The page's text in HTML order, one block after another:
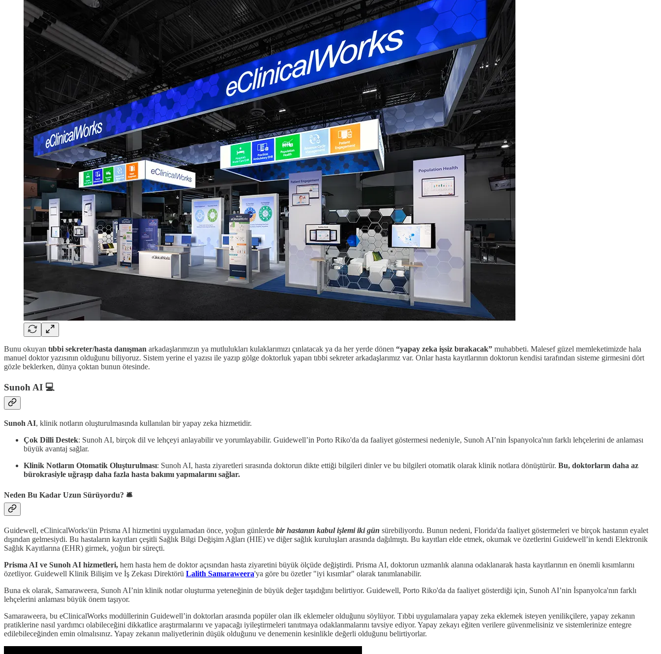
Bunu okuyan tıbbi sekreter/hasta danışman arkadaşlarımızın ya mutlulukları kulaklarımızı çınlatacak ya da her yerde dönen “yapay zeka işsiz bırakacak” muhabbeti. Malesef güzel memleketimizde hala
manuel doktor yazısının olduğunu biliyoruz. Sistem yerine el yazısı ile yazıp gölge doktorluk yapan tıbbi sekreter arkadaşlarımız var. Onlar hasta kayıtlarının doktorun kendisi tarafından sisteme girmesini dört
gözle beklerken, dünya çoktan bunun ötesinde.
Sunoh AI 💻
Sunoh AI, klinik notların oluşturulmasında kullanılan bir yapay zeka hizmetidir.
Çok Dilli Destek: Sunoh AI, birçok dil ve lehçeyi anlayabilir ve yorumlayabilir. Guidewell’in Porto Riko'da da faaliyet göstermesi nedeniyle, Sunoh AI’nin İspanyolca'nın farklı lehçelerini de anlaması
büyük avantaj sağlar.
Klinik Notların Otomatik Oluşturulması: Sunoh AI, hasta ziyaretleri sırasında doktorun dikte ettiği bilgileri dinler ve bu bilgileri otomatik olarak klinik notlara dönüştürür. Bu, doktorların daha az
bürokrasiyle uğraşıp daha fazla hasta bakımı yapmalarını sağlar.
Neden Bu Kadar Uzun Sürüyordu? 🛎️
Guidewell, eClinicalWorks'ün Prisma AI hizmetini uygulamadan önce, yoğun günlerde bir hastanın kabul işlemi iki gün sürebiliyordu. Bunun nedeni, Florida'da faaliyet göstermeleri ve birçok hastanın eyalet
dışından gelmesiydi. Bu hastaların kayıtları çeşitli Sağlık Bilgi Değişim Ağları (HIE) ve diğer sağlık kuruluşları arasında dağılmıştı. Bu kayıtları elde etmek, okumak ve özetlerini Guidewell’in kendi Elektronik
Sağlık Kayıtlarına (EHR) girmek, yoğun bir süreçti.
Prisma AI ve Sunoh AI hizmetleri, hem hasta hem de doktor açısından hasta ziyaretini büyük ölçüde değiştirdi. Prisma AI, doktorun uzmanlık alanına odaklanarak hasta kayıtlarının en önemli kısımlarını
özetliyor. Guidewell Klinik Bilişim ve İş Zekası Direktörü Lalith Samaraweera'ya göre bu özetler "iyi kısımlar" olarak tanımlanabilir.
Buna ek olarak, Samaraweera, Sunoh AI’nin klinik notlar oluşturma yeteneğinin de büyük değer taşıdığını belirtiyor. Guidewell, Porto Riko'da da faaliyet gösterdiği için, Sunoh AI’nin İspanyolca'nın farklı
lehçelerini anlaması büyük önem taşıyor.
Samaraweera, bu eClinicalWorks modüllerinin Guidewell’in doktorları arasında popüler olan ilk eklemeler olduğunu söylüyor. Tıbbi uygulamalara yapay zeka eklemek isteyen yenilikçilere, yapay zekanın
pratiklerine nasıl yardımcı olabileceğini dikkatlice araştırmalarını ve yapacağı iyileştirmeleri tanıtmaya odaklanmalarını tavsiye ediyor. Yapay zekayı eğiten verilere güvenmelisiniz ve sistemlerinize entegre
edilebileceğinden emin olmalısınız. Yapay zekanın maliyetlerinin düşük olduğunu ve denemenin kesinlikle değerli olduğunu belirtiyorlar.